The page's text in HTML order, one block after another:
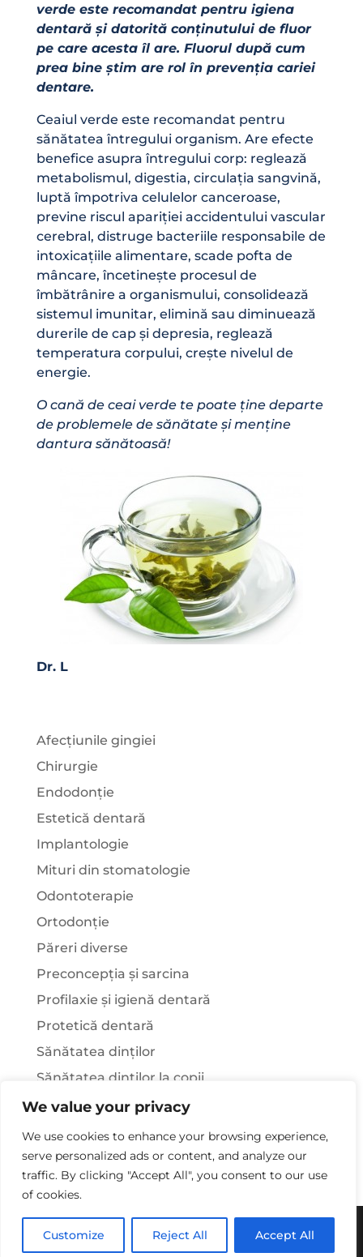
We value your privacy
We use cookies to enhance your browsing experience,
serve personalized ads or content, and analyze our
traffic. By clicking "Accept All", you consent to our use
of cookies.
Customize Reject All Accept All
verde este recomandat pentru igiena
dentară și datorită conținutului de fluor
pe care acesta îl are. Fluorul după cum
prea bine știm are rol în prevenția cariei
dentare.
Ceaiul verde este recomandat pentru
sănătatea întregului organism. Are efecte
benefice asupra întregului corp: reglează
metabolismul, digestia, circulația sangvină,
luptă împotriva celulelor canceroase,
previne riscul apariției accidentului vascular
cerebral, distruge bacteriile responsabile de
intoxicațiile alimentare, scade pofta de
mâncare, încetinește procesul de
îmbătrânire a organismului, consolidează
sistemul imunitar, elimină sau diminuează
durerile de cap și depresia, reglează
temperatura corpului, crește nivelul de
energie.
O cană de ceai verde te poate ține departe
de problemele de sănătate și menține
dantura sănătoasă!
Dr. L
Afecțiunile gingiei
Chirurgie
Endodonție
Estetică dentară
Implantologie
Mituri din stomatologie
Odontoterapie
Ortodonție
Păreri diverse
Preconcepția și sarcina
Profilaxie și igienă dentară
Protetică dentară
Sănătatea dinților
Sănătatea dinților la copii
Știați că…?
Tratamentul stomatologic la pacienții cu
afecțiuni sistemice
Copywriting© 2025 - Clinica Stomatologica Dr.